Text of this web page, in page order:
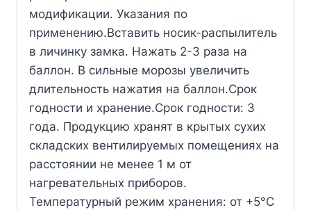
модификации. Указания по
применению.Вставить носик-распылитель
в личинку замка. Нажать 2-3 раза на
баллон. В сильные морозы увеличить
длительность нажатия на баллон.Срок
годности и хранение.Срок годности: 3
года. Продукцию хранят в крытых сухих
складских вентилируемых помещениях на
расстоянии не менее 1 м от
нагревательных приборов.
Температурный режим хранения: от +5°С